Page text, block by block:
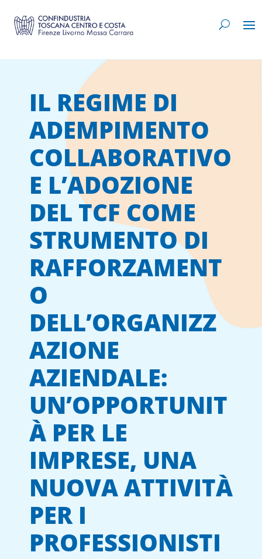
IL REGIME DI
ADEMPIMENTO
COLLABORATIVO
E L’ADOZIONE
DEL TCF COME
STRUMENTO DI
RAFFORZAMENT
O
DELL’ORGANIZZ
AZIONE
AZIENDALE:
UN’OPPORTUNIT
À PER LE
IMPRESE, UNA
NUOVA ATTIVITÀ
PER I
PROFESSIONISTI